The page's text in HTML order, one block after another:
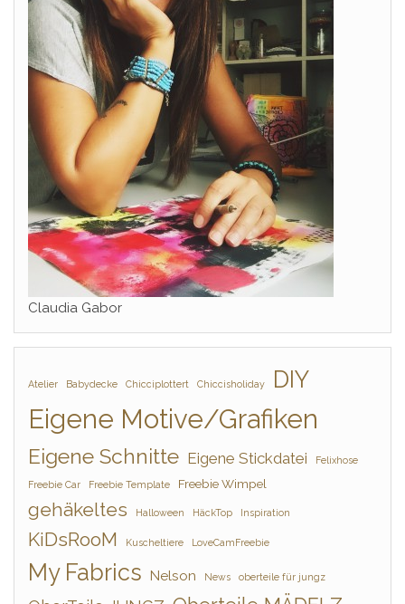
Claudia Gabor
Atelier Babydecke Chicciplottert Chiccisholiday DIY
Eigene Motive/Grafiken
Eigene Schnitte Eigene Stickdatei Felixhose
Freebie Car Freebie Template Freebie Wimpel
gehäkeltes Halloween HäckTop Inspiration
KiDsRooM Kuscheltiere LoveCamFreebie
My Fabrics Nelson News oberteile für jungz